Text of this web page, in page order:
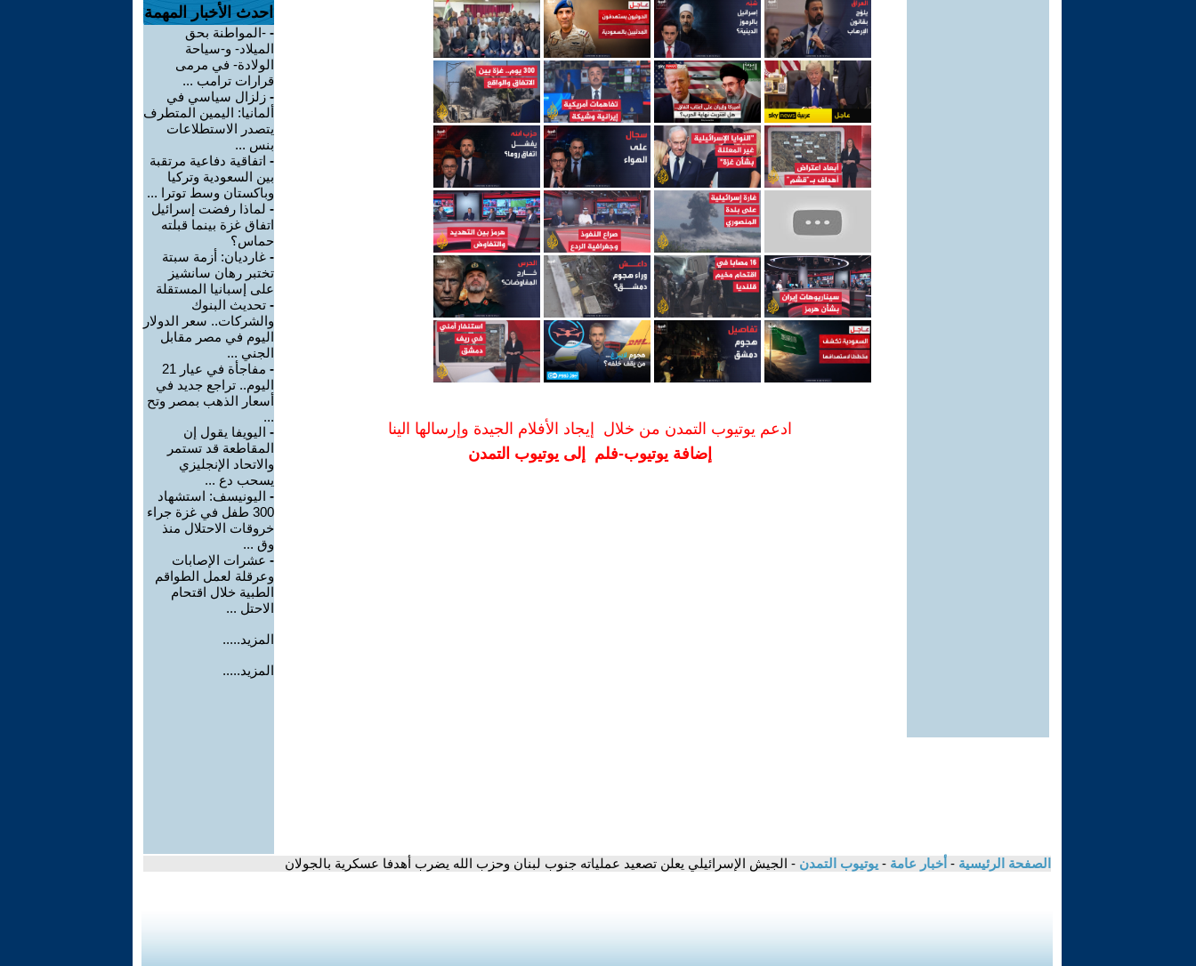
ادعم يوتيوب التمدن من خلال إيجاد الأفلام الجيدة وإرسالها الينا
إضافة يوتيوب-فلم إلى يوتيوب التمدن
احدث الأخبار المهمة
- -المواطنة بحق
الميلاد- و-سياحة
الولادة- في مرمى
قرارات ترامب ...
- زلزال سياسي في
ألمانيا: اليمين المتطرف
يتصدر الاستطلاعات
بنس ...
- اتفاقية دفاعية مرتقبة
بين السعودية وتركيا
وباكستان وسط توترا ...
- لماذا رفضت إسرائيل
اتفاق غزة بينما قبلته
حماس؟
- غارديان: أزمة سبتة
تختبر رهان سانشيز
على إسبانيا المستقلة
- تحديث البنوك
والشركات.. سعر الدولار
اليوم في مصر مقابل
الجني ...
-
مفاجأة في عيار 21
اليوم.. تراجع جديد في
أسعار الذهب بمصر وتح
...
- اليويفا يقول إن
المقاطعة قد تستمر
والاتحاد الإنجليزي
يسحب دع ...
- اليونيسف: استشهاد
300 طفل في غزة جراء
خروقات الاحتلال منذ
وق ...
- عشرات الإصابات
وعرقلة لعمل الطواقم
الطبية خلال اقتحام
الاحتل ...
المزيد.....
المزيد.....
الصفحة الرئيسية - أخبار عامة - يوتيوب التمدن - الجيش الإسرائيلي يعلن تصعيد عملياته جنوب لبنان وحزب الله يضرب أهدفا عسكرية بالجولان